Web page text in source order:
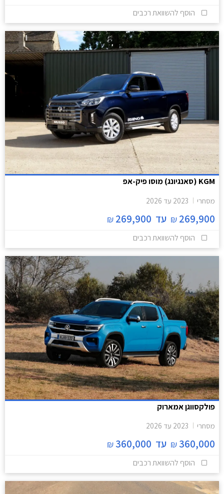
הוסף להשוואת רכבים
KGM (סאנגיונג) מוסו פיק-אפ
מסחרי 2023 עד 2026
269,900
₪ עד 269,900
₪
הוסף להשוואת רכבים
פולקסווגן אמארוק
מסחרי 2023 עד 2026
360,000
₪ עד 360,000
₪
הוסף להשוואת רכבים